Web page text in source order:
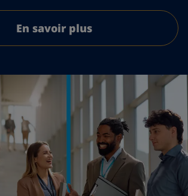
En savoir plus